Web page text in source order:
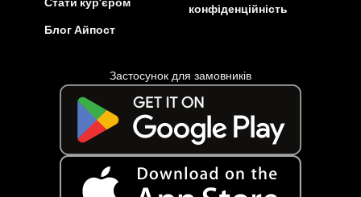
Блог Айпост
конфіденційність
Застосунок для замовників